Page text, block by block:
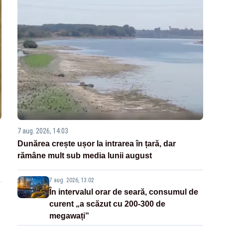
7 aug. 2026, 14:03
Dunărea crește ușor la intrarea în țară, dar
rămâne mult sub media lunii august
7 aug. 2026, 13:02
În intervalul orar de seară, consumul de
curent „a scăzut cu 200-300 de
megawați”